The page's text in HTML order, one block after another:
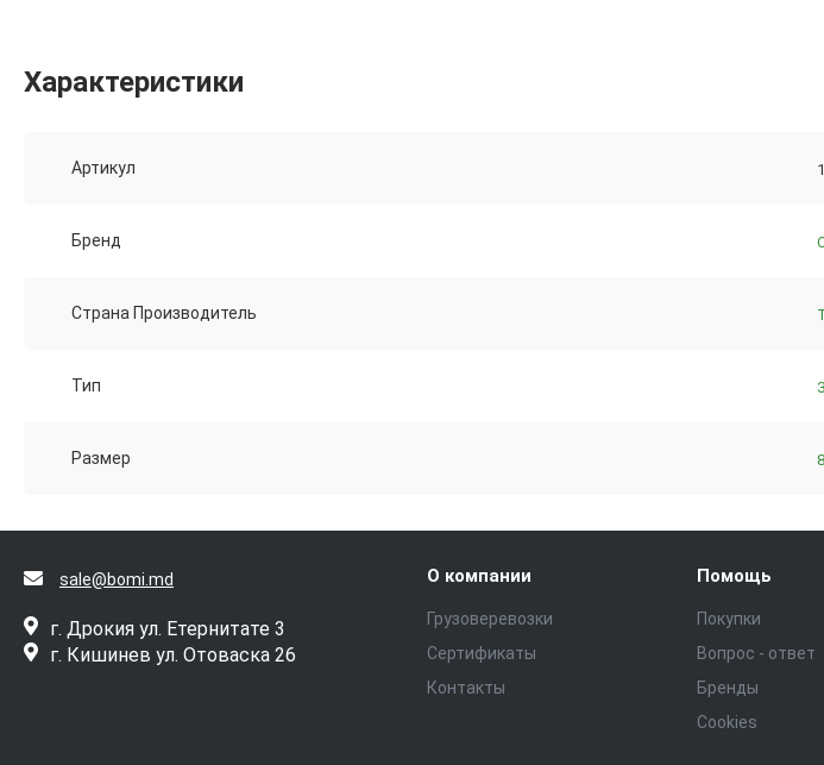
Характеристики
Артикул
Бренд
Страна Производитель
Тип
Размер
sale@bomi.md
г. Дрокия ул. Етернитате 3
г. Кишинев ул. Отоваска 26
О компании
Грузоверевозки
Сертификаты
Контакты
Помощь
Покупки
Вопрос - ответ
Бренды
Cookies